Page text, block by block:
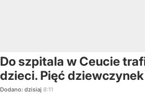
Do szpitala w Ceucie
dzieci. Pięć dziewczynek
Dodano: dzisiaj 8:11